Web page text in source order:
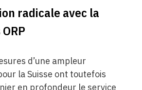
radicale avec la
d’une ampleur
la Suisse ont toutefois
en profondeur le service